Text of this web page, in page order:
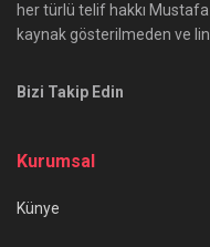
her türlü telif hakkı
kaynak gösterilmeden ve
Bizi Takip Edin
Kurumsal
Künye